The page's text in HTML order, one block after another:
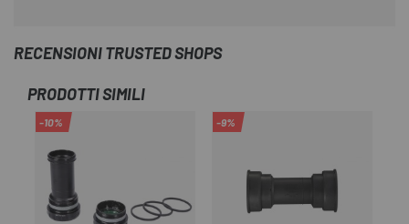
RECENSIONI TRUSTED SHOPS
PRODOTTI SIMILI
-10% -9%